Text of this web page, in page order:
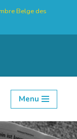
Belge des
Menu